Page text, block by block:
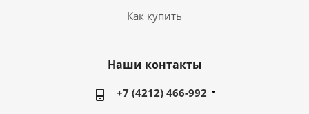
Как купить
Наши контакты
+7 (4212) 466-992